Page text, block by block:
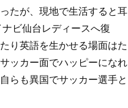
たが、現地で生活すると耳
ビ仙台レディースへ復
り英語を生かせる場面はた
ッカー面でハッピーになれ
らも異国でサッカー選手と